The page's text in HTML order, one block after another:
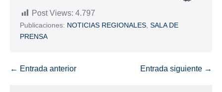
Post Views: 4.797
Publicaciones: NOTICIAS REGIONALES SALA DE
PRENSA
← Entrada anterior Entrada siguiente →